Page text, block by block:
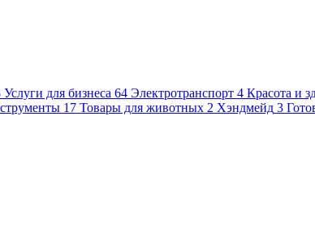
Услуги для бизнеса 64 Электротранспорт 4 Красота и
17 Товары для животных 2 Хэндмейд 3